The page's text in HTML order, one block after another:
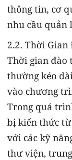
thông tin, cơ
nhu cầu quản
2.2. Thời Gian
Thời gian đào
thường kéo
vào chương
Trong quá
bị kiến thức từ
với các kỹ
thư viện,